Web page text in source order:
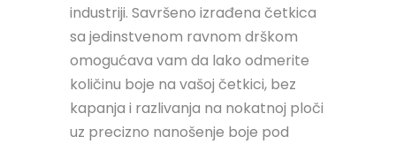
industriji. Savršeno izrađena četkica
sa jedinstvenom ravnom drškom
omogućava vam da lako odmerite
količinu boje na vašoj četkici, bez
kapanja i razlivanja na nokatnoj ploči
uz precizno nanošenje boje pod